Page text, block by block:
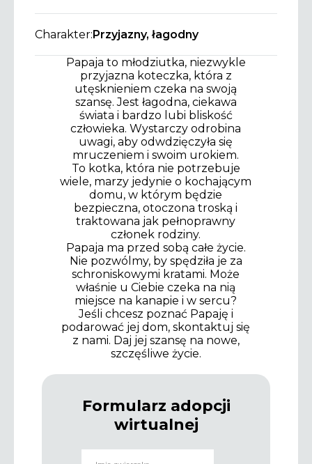
Charakter:Przyjazny, łagodny
Papaja to młodziutka, niezwykle
przyjazna koteczka, która z
utęsknieniem czeka na swoją
szansę. Jest łagodna, ciekawa
świata i bardzo lubi bliskość
człowieka. Wystarczy odrobina
uwagi, aby odwdzięczyła się
mruczeniem i swoim urokiem.
To kotka, która nie potrzebuje
wiele, marzy jedynie o kochającym
domu, w którym będzie
bezpieczna, otoczona troską i
traktowana jak pełnoprawny
członek rodziny.
Papaja ma przed sobą całe życie.
Nie pozwólmy, by spędziła je za
schroniskowymi kratami. Może
właśnie u Ciebie czeka na nią
miejsce na kanapie i w sercu?
Jeśli chcesz poznać Papaję i
podarować jej dom, skontaktuj się
z nami. Daj jej szansę na nowe,
szczęśliwe życie.
Formularz adopcji
wirtualnej